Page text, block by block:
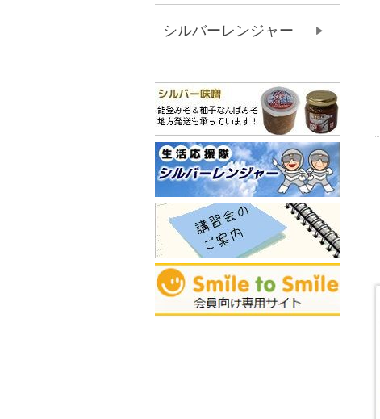
シルバーレンジャー